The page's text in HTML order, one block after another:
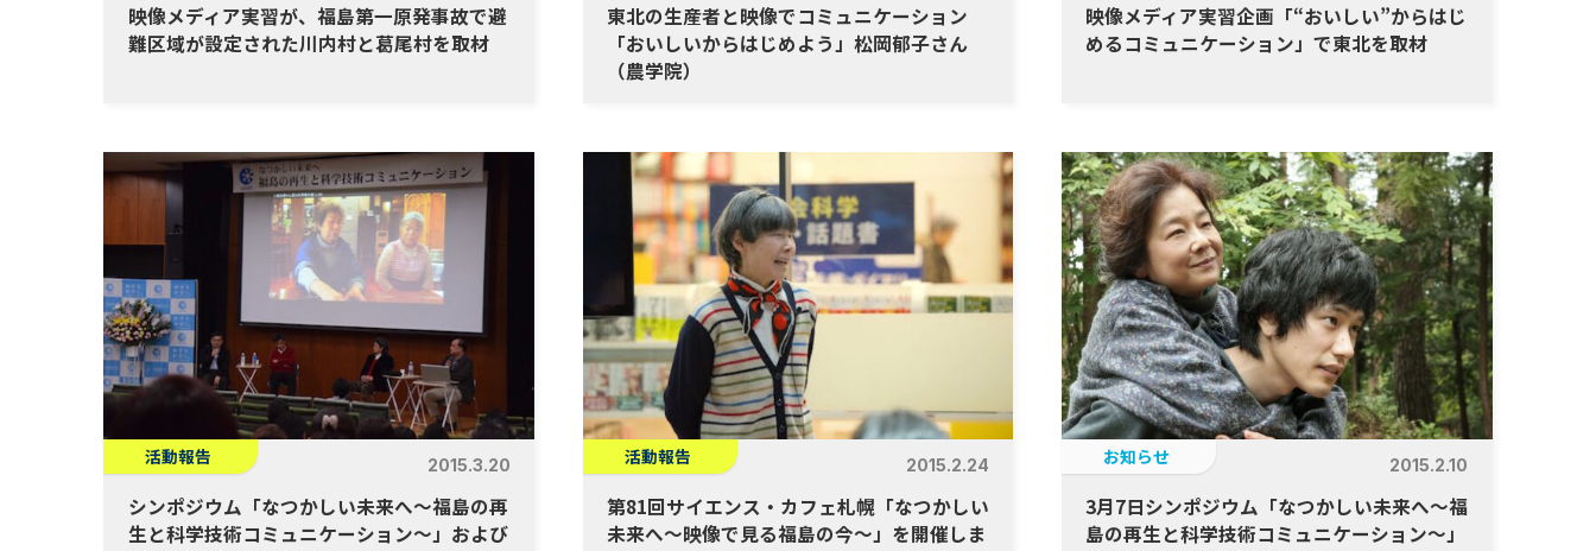
映像メディア実習が、福島第一原発事故で避
難区域が設定された川内村と葛尾村を取材
東北の生産者と映像でコミュニケーション
「おいしいからはじめよう」松岡郁子さん
（農学院）
映像メディア実習企画「“おいしい”からはじ
めるコミュニケーション」で東北を取材
活動報告 2015.3.20
シンポジウム「なつかしい未来へ～福島の再
生と科学技術コミュニケーション～」および
活動報告 2015.2.24
第81回サイエンス・カフェ札幌「なつかしい
未来へ〜映像で見る福島の今〜」を開催しま
お知らせ 2015.2.10
3月7日シンポジウム「なつかしい未来へ～福
島の再生と科学技術コミュニケーション～」